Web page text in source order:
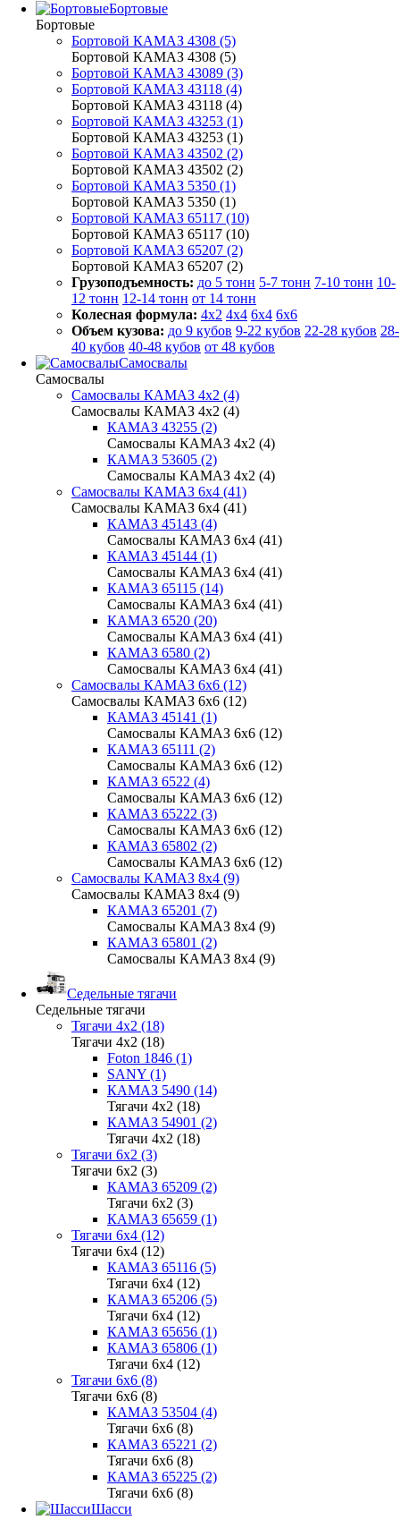
Бортовые
Бортовые
Бортовой КАМАЗ 4308 (5)
Бортовой КАМАЗ 4308 (5)
Бортовой КАМАЗ 43089 (3)
Бортовой КАМАЗ 43118 (4)
Бортовой КАМАЗ 43118 (4)
Бортовой КАМАЗ 43253 (1)
Бортовой КАМАЗ 43253 (1)
Бортовой КАМАЗ 43502 (2)
Бортовой КАМАЗ 43502 (2)
Бортовой КАМАЗ 5350 (1)
Бортовой КАМАЗ 5350 (1)
Бортовой КАМАЗ 65117 (10)
Бортовой КАМАЗ 65117 (10)
Бортовой КАМАЗ 65207 (2)
Бортовой КАМАЗ 65207 (2)
Грузоподъемность: до 5 тонн 5-7 тонн 7-10 тонн 10-
12 тонн 12-14 тонн от 14 тонн
Колесная формула: 4x2 4x4 6x4 6x6
Объем кузова: до 9 кубов 9-22 кубов 22-28 кубов 28-
40 кубов 40-48 кубов от 48 кубов
Самосвалы
Самосвалы
Самосвалы КАМАЗ 4х2 (4)
Самосвалы КАМАЗ 4х2 (4)
КАМАЗ 43255 (2)
Самосвалы КАМАЗ 4х2 (4)
КАМАЗ 53605 (2)
Самосвалы КАМАЗ 4х2 (4)
Самосвалы КАМАЗ 6х4 (41)
Самосвалы КАМАЗ 6х4 (41)
КАМАЗ 45143 (4)
Самосвалы КАМАЗ 6х4 (41)
КАМАЗ 45144 (1)
Самосвалы КАМАЗ 6х4 (41)
КАМАЗ 65115 (14)
Самосвалы КАМАЗ 6х4 (41)
КАМАЗ 6520 (20)
Самосвалы КАМАЗ 6х4 (41)
КАМАЗ 6580 (2)
Самосвалы КАМАЗ 6х4 (41)
Самосвалы КАМАЗ 6х6 (12)
Самосвалы КАМАЗ 6х6 (12)
КАМАЗ 45141 (1)
Самосвалы КАМАЗ 6х6 (12)
КАМАЗ 65111 (2)
Самосвалы КАМАЗ 6х6 (12)
КАМАЗ 6522 (4)
Самосвалы КАМАЗ 6х6 (12)
КАМАЗ 65222 (3)
Самосвалы КАМАЗ 6х6 (12)
КАМАЗ 65802 (2)
Самосвалы КАМАЗ 6х6 (12)
Самосвалы КАМАЗ 8х4 (9)
Самосвалы КАМАЗ 8х4 (9)
КАМАЗ 65201 (7)
Самосвалы КАМАЗ 8х4 (9)
КАМАЗ 65801 (2)
Самосвалы КАМАЗ 8х4 (9)
Седельные тягачи
Седельные тягачи
Тягачи 4x2 (18)
Тягачи 4x2 (18)
Foton 1846 (1)
SANY (1)
КАМАЗ 5490 (14)
Тягачи 4x2 (18)
КАМАЗ 54901 (2)
Тягачи 4x2 (18)
Тягачи 6x2 (3)
Тягачи 6x2 (3)
КАМАЗ 65209 (2)
Тягачи 6x2 (3)
КАМАЗ 65659 (1)
Тягачи 6x4 (12)
Тягачи 6x4 (12)
КАМАЗ 65116 (5)
Тягачи 6x4 (12)
КАМАЗ 65206 (5)
Тягачи 6x4 (12)
КАМАЗ 65656 (1)
КАМАЗ 65806 (1)
Тягачи 6x4 (12)
Тягачи 6x6 (8)
Тягачи 6x6 (8)
КАМАЗ 53504 (4)
Тягачи 6x6 (8)
КАМАЗ 65221 (2)
Тягачи 6x6 (8)
КАМАЗ 65225 (2)
Тягачи 6x6 (8)
Шасси